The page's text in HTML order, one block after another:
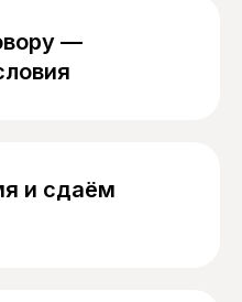
—
и сдаём